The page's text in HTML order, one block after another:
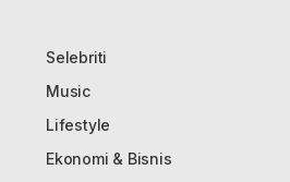
Selebriti
Music
Lifestyle
Ekonomi & Bisnis